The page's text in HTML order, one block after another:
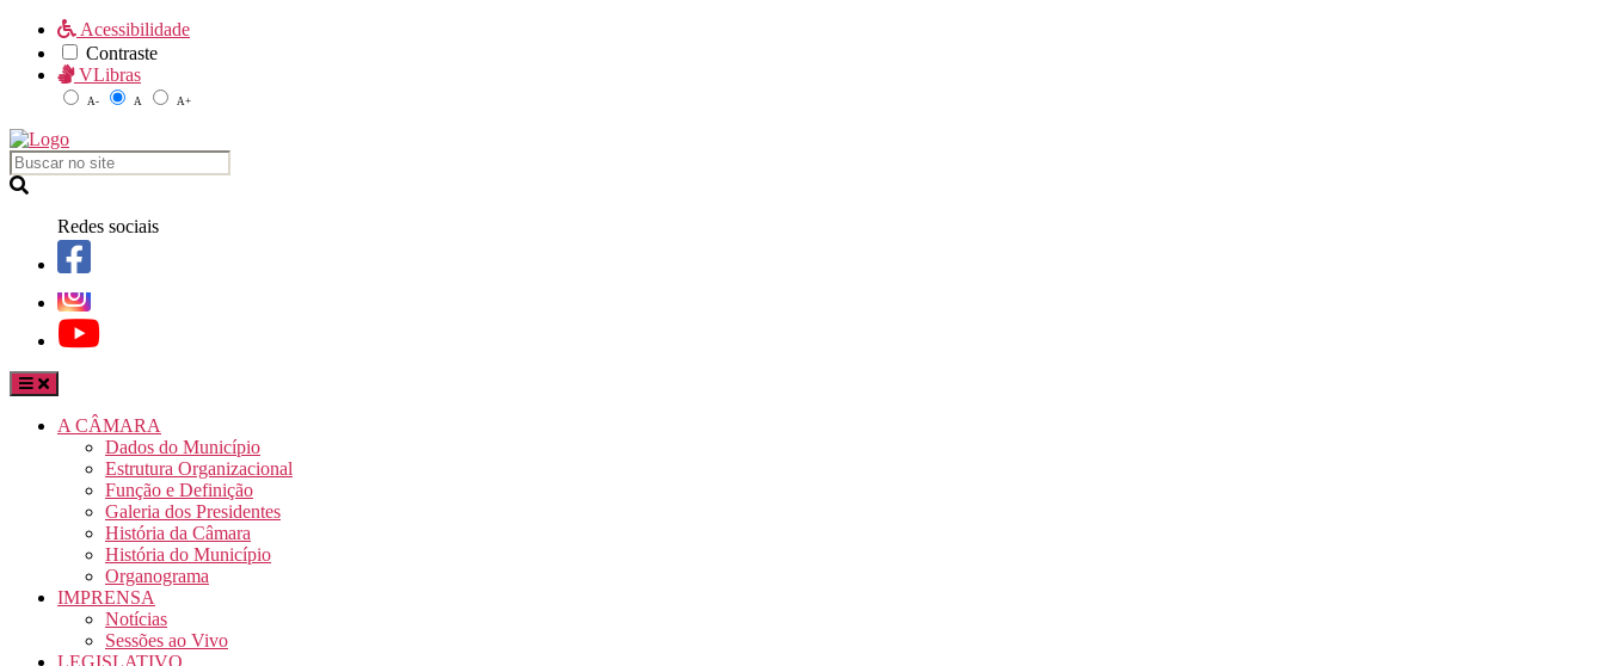
Acessibilidade
Contraste
VLibras
A- A A+
Redes sociais
A CÂMARA
Dados do Município
Estrutura Organizacional
Função e Definição
Galeria dos Presidentes
História da Câmara
História do Município
Organograma
IMPRENSA
Notícias
Sessões ao Vivo
LEGISLATIVO